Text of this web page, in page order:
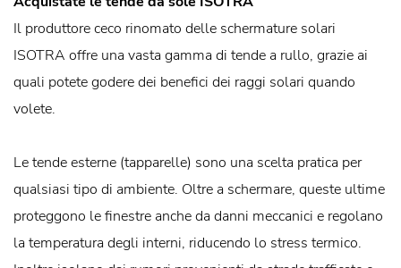
Il produttore ceco rinomato delle schermature solari
ISOTRA offre una vasta gamma di tende a rullo, grazie ai
quali potete godere dei benefici dei raggi solari quando
volete.
Le tende esterne (tapparelle) sono una scelta pratica per
qualsiasi tipo di ambiente. Oltre a schermare, queste ultime
proteggono le finestre anche da danni meccanici e regolano
la temperatura degli interni, riducendo lo stress termico.